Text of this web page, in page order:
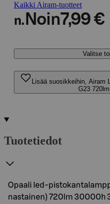
Kaikki Airam-tuotteet
n. Noin7,99 €
Valitse
Lisää suosikkeihin, Airam
G23
Tuotetiedot
Opaali led-
nastainen) 720lm 30000h